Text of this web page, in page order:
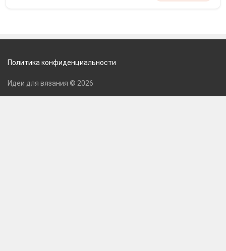
Политика конфиденциальности
Идеи для вязания © 2026